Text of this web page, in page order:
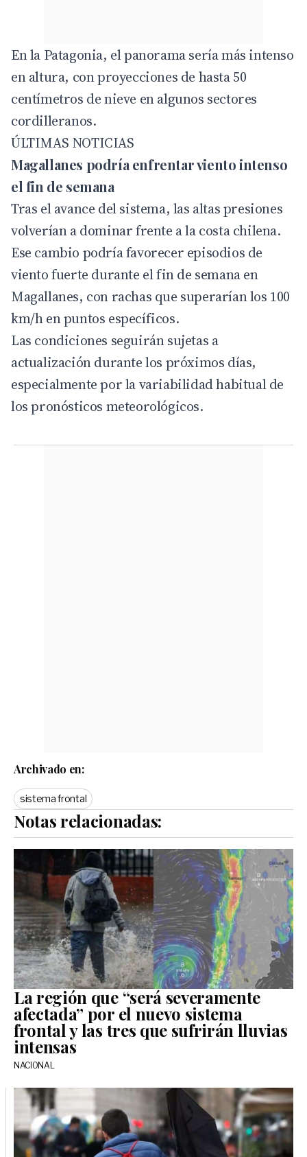
En la Patagonia, el panorama sería más intenso
en altura, con proyecciones de hasta 50
centímetros de nieve en algunos sectores
cordilleranos.
ÚLTIMAS NOTICIAS
Magallanes podría enfrentar viento intenso
el fin de semana
Tras el avance del sistema, las altas presiones
volverían a dominar frente a la costa chilena.
Ese cambio podría favorecer episodios de
viento fuerte durante el fin de semana en
Magallanes, con rachas que superarían los 100
km/h en puntos específicos.
Las condiciones seguirán sujetas a
actualización durante los próximos días,
especialmente por la variabilidad habitual de
los pronósticos meteorológicos.
Archivado en:
sistema frontal
Notas relacionadas:
La región que “será severamente
afectada” por el nuevo sistema
frontal y las tres que sufrirán lluvias
intensas
NACIONAL